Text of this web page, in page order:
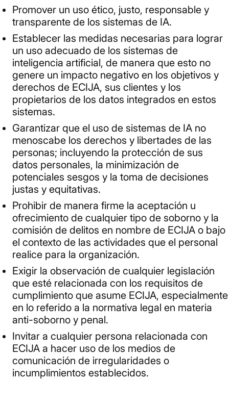
Promover un uso ético, justo, responsable y
transparente de los sistemas de IA.
Establecer las medidas necesarias para lograr
un uso adecuado de los sistemas de
inteligencia artificial, de manera que esto no
genere un impacto negativo en los objetivos y
derechos de ECIJA, sus clientes y los
propietarios de los datos integrados en estos
sistemas.
Garantizar que el uso de sistemas de IA no
menoscabe los derechos y libertades de las
personas; incluyendo la protección de sus
datos personales, la minimización de
potenciales sesgos y la toma de decisiones
justas y equitativas.
Prohibir de manera firme la aceptación u
ofrecimiento de cualquier tipo de soborno y la
comisión de delitos en nombre de ECIJA o bajo
el contexto de las actividades que el personal
realice para la organización.
Exigir la observación de cualquier legislación
que esté relacionada con los requisitos de
cumplimiento que asume ECIJA, especialmente
en lo referido a la normativa legal en materia
anti-soborno y penal.
Invitar a cualquier persona relacionada con
ECIJA a hacer uso de los medios de
comunicación de irregularidades o
incumplimientos establecidos.